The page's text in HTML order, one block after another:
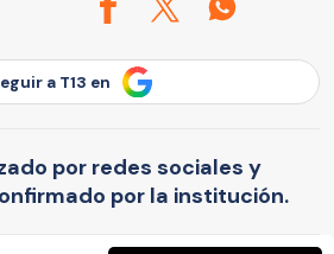
a T13 en
por redes sociales y
por la institución.